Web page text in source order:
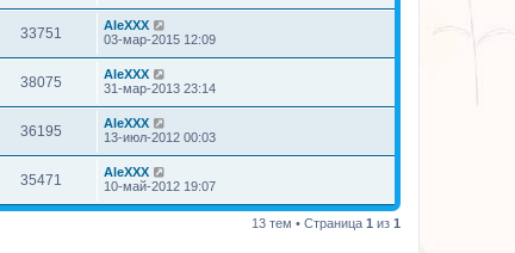
33751
AleXXX
03-мар-2015 12:09
38075
AleXXX
31-мар-2013 23:14
36195
AleXXX
13-июл-2012 00:03
35471
AleXXX
10-май-2012 19:07
13 тем • Страница 1 из 1